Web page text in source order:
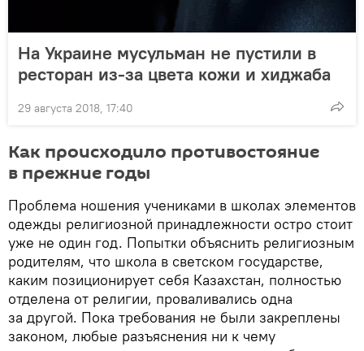
На Украине мусульман не пустили в
ресторан из-за цвета кожи и хиджаба
29 августа 2018, 17:40
Как происходило противостояние
в прежние годы
Проблема ношения учениками в школах элементов
одежды религиозной принадлежности остро стоит
уже не один год. Попытки объяснить религиозным
родителям, что школа в светском государстве,
каким позиционирует себя Казахстан, полностью
отделена от религии, проваливались одна
за другой. Пока требования не были закреплены
законом, любые разъяснения ни к чему